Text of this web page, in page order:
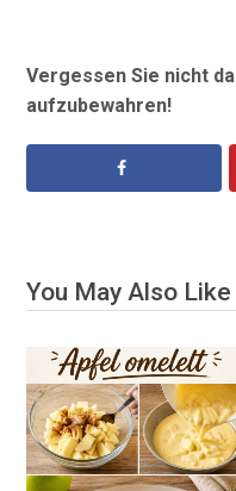
Vergessen Sie nicht
aufzubewahren!
You May Also Like